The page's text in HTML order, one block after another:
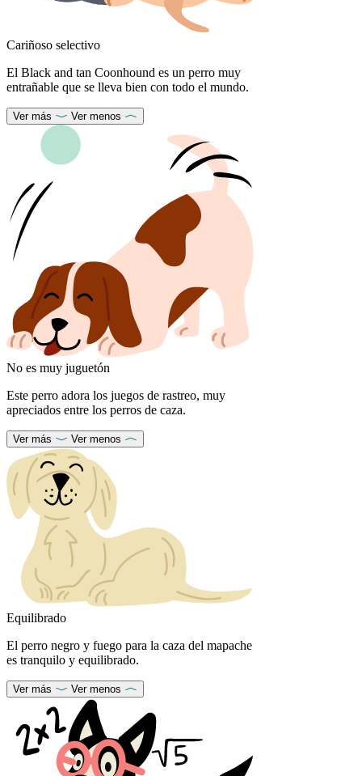
Cariñoso selectivo
El Black and tan Coonhound es un perro muy
entrañable que se lleva bien con todo el mundo.
Ver más Ver menos
No es muy juguetón
Este perro adora los juegos de rastreo, muy
apreciados entre los perros de caza.
Ver más Ver menos
Equilibrado
El perro negro y fuego para la caza del mapache
es tranquilo y equilibrado.
Ver más Ver menos